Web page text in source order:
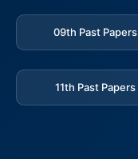
09th Past Papers
11th Past Papers